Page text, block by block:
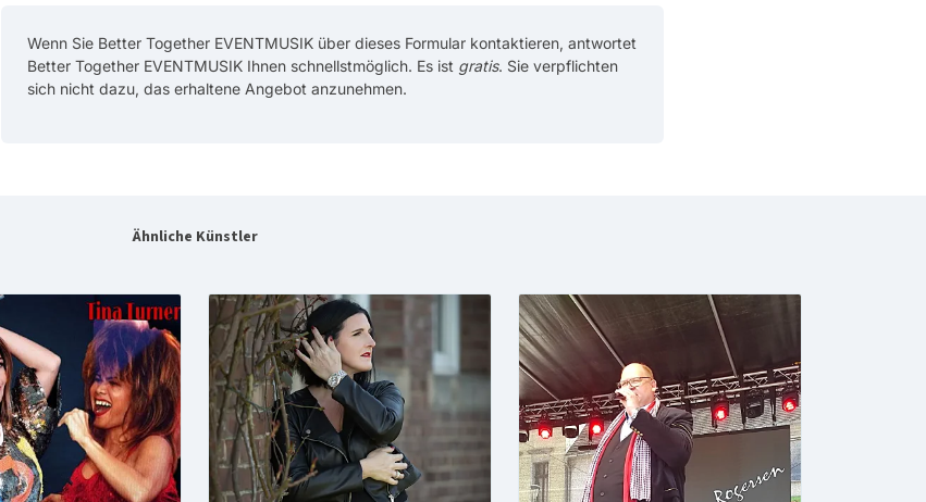
Wenn Sie Better Together EVENTMUSIK über dieses Formular kontaktieren, antwortet
Better Together EVENTMUSIK Ihnen schnellstmöglich. Es ist gratis. Sie verpflichten
sich nicht dazu, das erhaltene Angebot anzunehmen.
Ähnliche Künstler